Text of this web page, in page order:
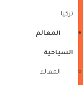
تركيا
المعالم
السياحية
المعالم